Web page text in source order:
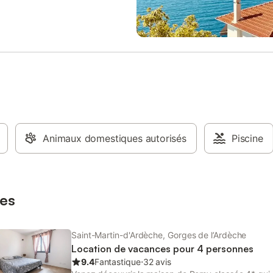
vaisselle), salon, 2 chambres,
avec grande douche à l'italienne,
séparé. 2 chambres avec dans
chambre un lit KING SIZE en
seconde chambre = 2 lits en 90
billard … - jardin extérieur,
barbecue, chaises longues -
réversible - accès internet offert -
Animaux domestiques autorisés Piscine
Saint-Martin-d'Ardèche, Gorges de l’Ardèche
Location de vacances pour 4 personnes
9.4Fantastique⋅32 avis